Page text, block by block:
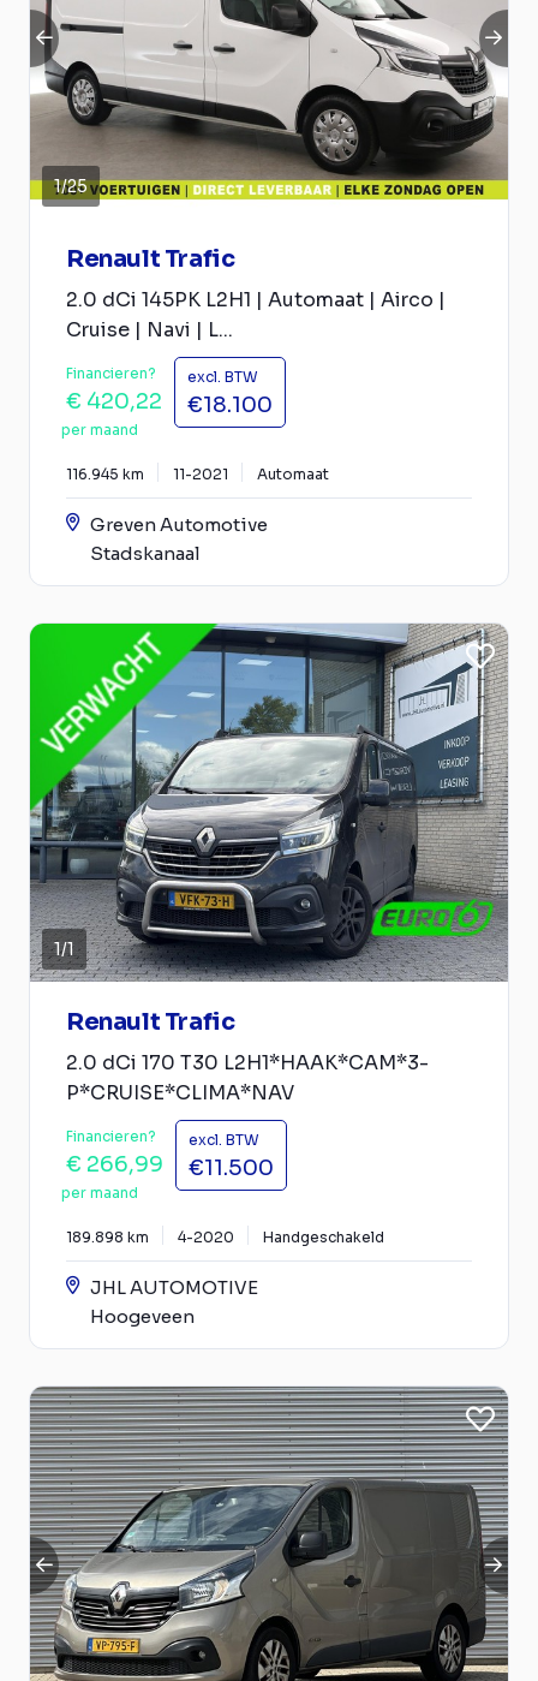
1/25
Renault Trafic
2.0 dCi 145PK L2H1 | Automaat | Airco |
Cruise | Navi | L...
Financieren?
€ 420,22
per maand
excl. BTW
€18.100
116.945 km 11-2021 Automaat
Greven Automotive
Stadskanaal
1/1
Renault Trafic
2.0 dCi 170 T30 L2H1*HAAK*CAM*3-
P*CRUISE*CLIMA*NAV
Financieren?
€ 266,99
per maand
excl. BTW
€11.500
189.898 km 4-2020 Handgeschakeld
JHL AUTOMOTIVE
Hoogeveen